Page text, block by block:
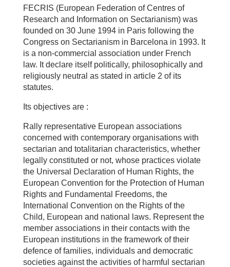
FECRIS (European Federation of Centres of
Research and Information on Sectarianism) was
founded on 30 June 1994 in Paris following the
Congress on Sectarianism in Barcelona in 1993. It
is a non-commercial association under French
law. It declare itself politically, philosophically and
religiously neutral as stated in article 2 of its
statutes.
Its objectives are :
Rally representative European associations
concerned with contemporary organisations with
sectarian and totalitarian characteristics, whether
legally constituted or not, whose practices violate
the Universal Declaration of Human Rights, the
European Convention for the Protection of Human
Rights and Fundamental Freedoms, the
International Convention on the Rights of the
Child, European and national laws. Represent the
member associations in their contacts with the
European institutions in the framework of their
defence of families, individuals and democratic
societies against the activities of harmful sectarian